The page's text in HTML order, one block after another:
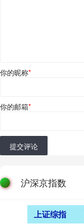
你的昵称*
你的邮箱*
提交评论
沪深京指数
上证综指